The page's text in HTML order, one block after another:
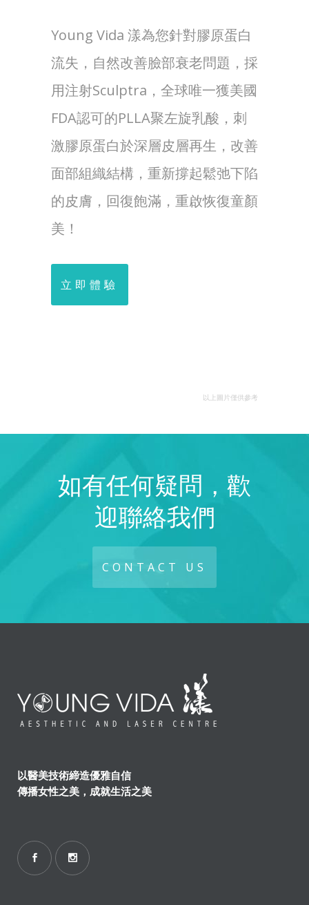
Young Vida 漾為您針對膠原蛋白
流失，自然改善臉部衰老問題，採
用注射Sculptra，全球唯一獲美國
FDA認可的PLLA聚左旋乳酸，刺
激膠原蛋白於深層皮層再生，改善
面部組織結構，重新撐起鬆弛下陷
的皮膚，回復飽滿，重啟恢復童顏
美！
立即體驗
以上圖片僅供參考
如有任何疑問，歡
迎聯絡我們
CONTACT US
以醫美技術締造優雅自信
傳播女性之美，成就生活之美